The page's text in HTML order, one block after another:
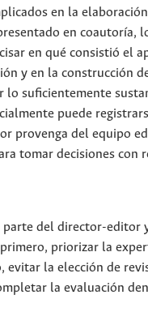
en la
en coautoría,
en qué consistió el
y en la construcción
suficientemente
puede
provenga del equipo
tomar decisiones con
parte del director-editor
priorizar la
evitar la elección de
la evaluación